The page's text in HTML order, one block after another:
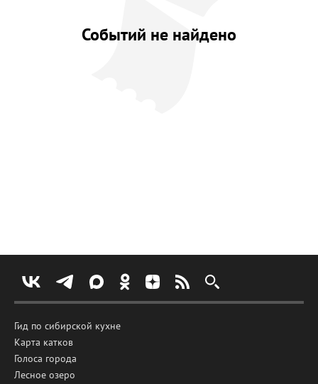
Событий не найдено
Гид по сибирской кухне
Карта катков
Голоса города
Лесное озеро